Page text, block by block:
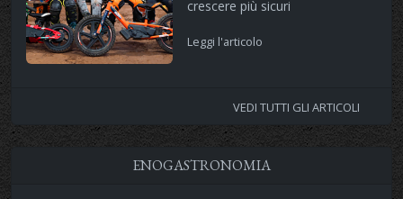
crescere più sicuri
Leggi l'articolo
VEDI TUTTI GLI ARTICOLI
ENOGASTRONOMIA